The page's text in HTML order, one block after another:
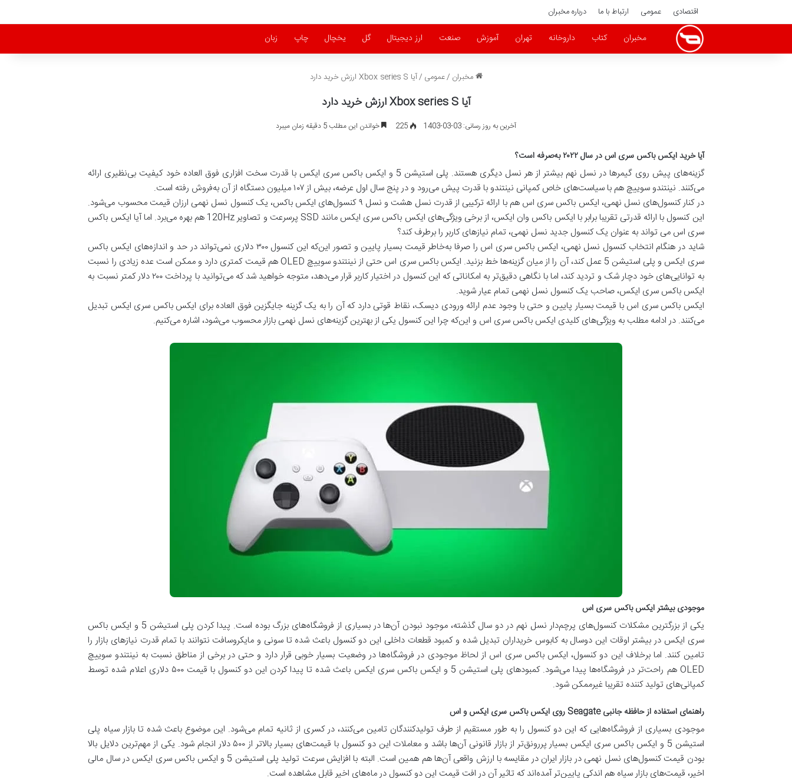
اقتصادی عمومی ارتباط با ما درباره مخبران
مخبران کتاب داروخانه تهران آموزش صنعت ارز دیجیتال گل یخچال چاپ زبان
مخبران /عمومی /آیا Xbox series S ارزش خرید دارد
آیا Xbox series S ارزش خرید دارد
آخرین به روز رسانی: 03-03-1403 225 خواندن این مطلب 5 دقیقه زمان میبرد
آیا خرید ایکس باکس سری اس در سال ۲۰۲۲ به‌صرفه است؟
گزینه‌های پیش روی گیمرها در نسل نهم بیشتر از هر نسل دیگری هستند. پلی استیشن 5 و ایکس باکس سری ایکس با قدرت سخت افزاری فوق العاده خود کیفیت بی‌نظیری ارائه
می‌کنند. نینتندو سوییچ هم با سیاست‌های خاص کمپانی نینتندو با قدرت پیش می‌رود و در پنج سال اول عرضه، بیش از ۱۰۷ میلیون دستگاه از آن به‌فروش رفته‌ است.
در کنار کنسول‌های نسل نهمی، ایکس باکس سری اس هم با ارائه ترکیبی از قدرت نسل هشت و نسل ۹ کنسول‌های ایکس باکس، یک کنسول نسل نهمی ارزان قیمت محسوب می‌شود.
این کنسول با ارائه قدرتی تقریبا برابر با ایکس باکس وان ایکس، از برخی ویژگی‌های ایکس باکس سری ایکس مانند SSD پرسرعت و تصاویر 120Hz هم بهره می‌برد. اما آیا ایکس باکس
سری اس می تواند به عنوان یک کنسول جدید نسل نهمی، تمام نیازهای کاربر را برطرف کند؟
شاید در هنگام انتخاب کنسول نسل نهمی، ایکس باکس سری اس را صرفا به‌خاطر قیمت بسیار پایین و تصور این‌‌که این کنسول ۳۰۰ دلاری نمی‌تواند در حد و اندازه‌های ایکس باکس
سری ایکس و پلی استیشن 5 عمل کند، آن را از میان گزینه‌ها خط بزنید. ایکس باکس سری اس حتی از نینتندو سوییچ OLED هم قیمت کمتری دارد و ممکن است عده زیادی را نسبت
به توانایی‌های خود دچار شک و تردید کند، اما با نگاهی دقیق‌تر به امکاناتی که این کنسول در اختیار کاربر قرار می‌دهد، متوجه خواهید شد که می‌توانید با پرداخت ۲۰۰ دلار کمتر نسبت به
ایکس باکس سری ایکس، صاحب یک کنسول نسل نهمی تمام عیار شوید.
ایکس باکس سری اس با قیمت بسیار پایین و حتی با وجود عدم ارائه ورودی دیسک، نقاط قوتی دارد که آن را به یک گزینه جایگزین فوق العاده برای ایکس باکس سری ایکس تبدیل
می‌کنند. در ادامه مطلب به ویژگی‌های کلیدی ایکس باکس سری اس و این‌که چرا این کنسول یکی از بهترین گزینه‌های نسل نهمی بازار محسوب می‌شود، اشاره می‌کنیم.
موجودی بیشتر ایکس باکس سری اس
یکی از بزرگترین مشکلات کنسول‌های پرچم‌دار نسل نهم در دو سال گذشته، موجود نبودن آن‌ها در بسیاری از فروشگاه‌های بزرگ بوده است. پیدا کردن پلی استیشن 5 و ایکس باکس
سری ایکس در بیشتر اوقات این دوسال به کابوس خریداران تبدیل شده و کمبود قطعات داخلی این دو کنسول باعث شده تا سونی و مایکروسافت نتوانند با تمام قدرت نیازهای بازار را
تامین کنند. اما برخلاف این دو کنسول، ایکس باکس سری اس از لحاظ موجودی در فروشگاه‌ها در وضعیت بسیار خوبی قرار دارد و حتی در برخی از مناطق نسبت به نینتندو سوییچ
OLED هم راحت‌تر در فروشگاه‌ها پیدا می‌شود. کمبودهای پلی استیشن 5 و ایکس باکس سری ایکس باعث شده تا پیدا کردن این دو کنسول با قیمت ۵۰۰ دلاری اعلام شده توسط
کمپانی‌های تولید کننده تقریبا غیرممکن شود.
راهنمای استفاده از حافظه جانبی Seagate روی ایکس باکس سری ایکس و اس
موجودی بسیاری از فروشگاه‌هایی که این دو کنسول را به طور مستقیم از طرف تولیدکنندگان تامین می‌کنند، در کسری از ثانیه تمام می‌شود. این موضوع باعث شده تا بازار سیاه پلی
استیشن 5 و ایکس باکس سری ایکس بسیار پررونق‌تر از بازار قانونی آن‌ها باشد و معاملات این دو کنسول با قیمت‌های بسیار بالاتر از ۵۰۰ دلار انجام شود. یکی از مهم‌ترین دلایل بالا
بودن قیمت کنسول‌های نسل نهمی در بازار ایران در مقایسه با ارزش واقعی آن‌ها هم همین است. البته با افزایش سرعت تولید پلی استیشن 5 و ایکس باکس سری ایکس در سال مالی
اخیر، قیمت‌های بازار سیاه هم اندکی پایین‌تر آمده‌اند که تاثیر آن در افت قیمت این دو کنسول در ماه‌های اخیر قابل مشاهده است.